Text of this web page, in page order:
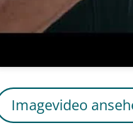
Imagevideo